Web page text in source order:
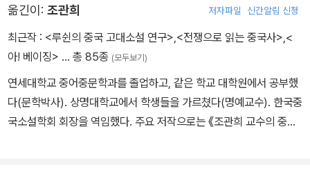
다 환등기에서 한 중국인이 총살당하는 장면을 그저 구경하는 중국인
들을 보며 국민성의 개조를 위해서는 문학이 필요하다는 사실을 절감
하고 학교를 그만두고 도쿄로 갔다. 도쿄에서 잡지 《신생》의 창간을
하게 활동했다. 1909년 약 7년간의 일본 유학 생활을 마치고 귀국하
여 항저우 저쟝양급사범 학당의 교사를 시작으로 사오싱, 난징, 베이
징, 샤먼, 광저우, 상하이 등에서 교편을 잡았고, 신해혁명 직후에는
옮긴이: 조관희 저자파일 신간알림 신청
최근작 : <루쉰의 중국 고대소설 연구>,<전쟁으로 읽는 중국사>,<
아! 베이징> … 총 85종 (모두보기)
연세대학교 중어중문학과를 졸업하고, 같은 학교 대학원에서 공부했
다(문학박사). 상명대학교에서 학생들을 가르쳤다(명예교수). 한국중
국소설학회 회장을 역임했다. 주요 저작으로는 《조관희 교수의 중국